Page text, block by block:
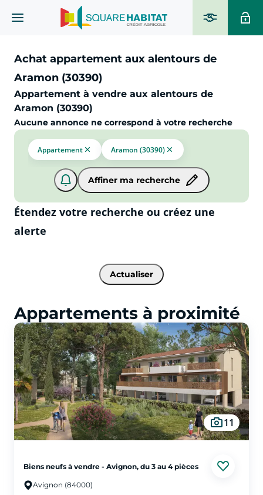
Achat appartement aux alentours de
Aramon (30390)
Appartement à vendre aux alentours de
Aramon (30390)
Aucune annonce ne correspond à votre recherche
Appartement Aramon (30390)
Affiner ma recherche
Étendez votre recherche ou créez une
alerte
Actualiser
Appartements à proximité
11
Biens neufs à vendre - Avignon, du 3 au 4 pièces
Avignon (84000)